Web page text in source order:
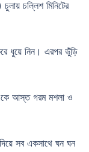
চল্লিশ মিনিটের
ধুয়ে নিন। এরপর ভুঁড়ি
আস্ত গরম মশলা ও
সব একসাথে ঘন ঘন